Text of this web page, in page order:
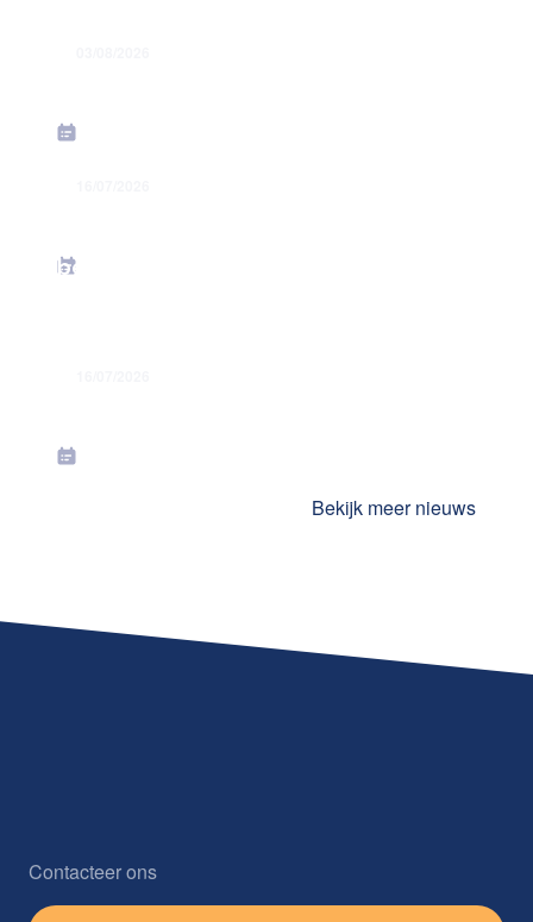
bedrag juni 2026
Bekijk meer nieuws
Contacteer ons